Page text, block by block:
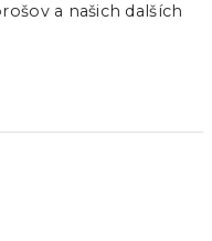
a našich dalších